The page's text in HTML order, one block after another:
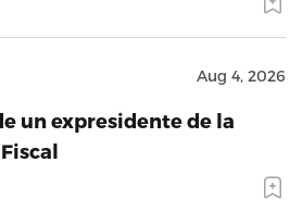
Aug 4, 2026
un expresidente de la